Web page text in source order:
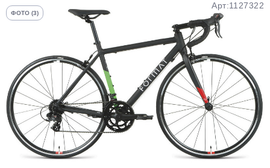
ФОТО (3)
Арт:1127322
Добавляйте товары
в корзину
Оплачивайте сегодня только
25% картой любого банка